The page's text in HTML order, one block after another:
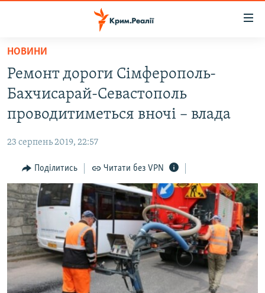
Перейти
основного
матеріалу
до
основної
навігації
Перейти
до
пошуку
ВОДА.КРИМ
ВІДЕО ТА ФОТО
БЛОГИ
ПОГЛЯД
ІНТЕРВ'Ю
ВСЕ ЗА ДЕНЬ
СПЕЦПРОЕКТИ
ДЕПОРТАЦІЯ
ВІДЕОУРОКИ «ELIFBE»
ЯК ОБІЙТИ БЛОКУВАННЯ
Русский
НОВИНИ
Ремонт дороги Сімферополь-
Бахчисарай-Севастополь
проводитиметься вночі – влада
23 серпень 2019, 22:57
Поділитись Читати без VPN